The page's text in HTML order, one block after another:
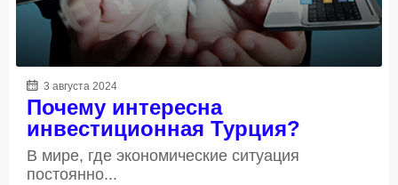
3 августа 2024
Почему интересна
инвестиционная Турция?
В мире, где экономические ситуация
постоянно...